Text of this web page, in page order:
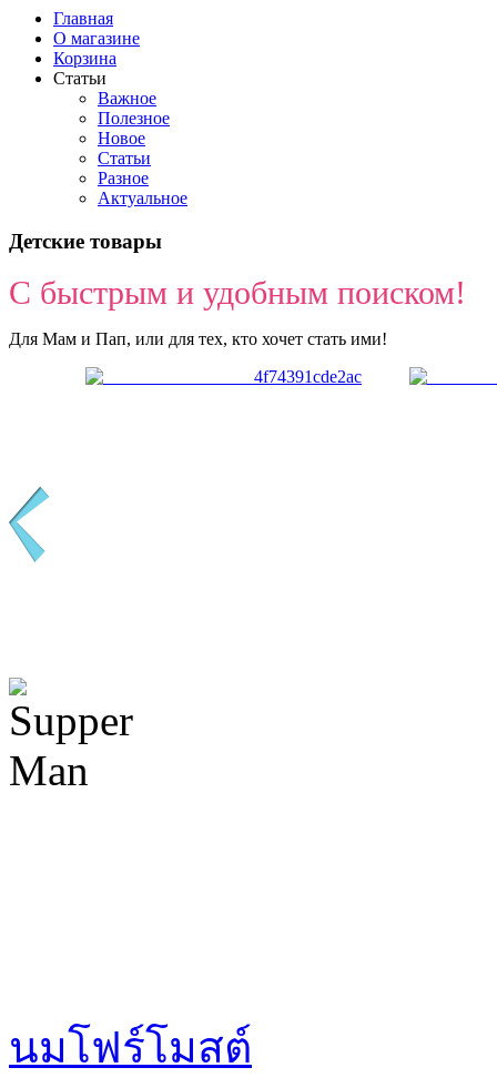
Главная
О магазине
Корзина
Статьи
Важное
Полезное
Новое
Статьи
Разное
Актуальное
Детские товары
С быстрым и удобным поиском!
Для Мам и Пап, или для тех, кто хочет стать ими!
นมโฟร์โมสต์